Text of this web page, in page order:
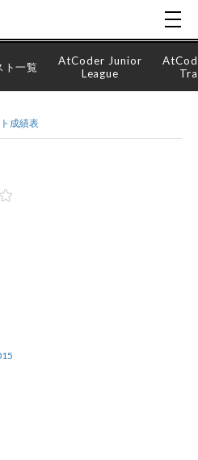
ト一覧
AtCoder Junior
League
成績表